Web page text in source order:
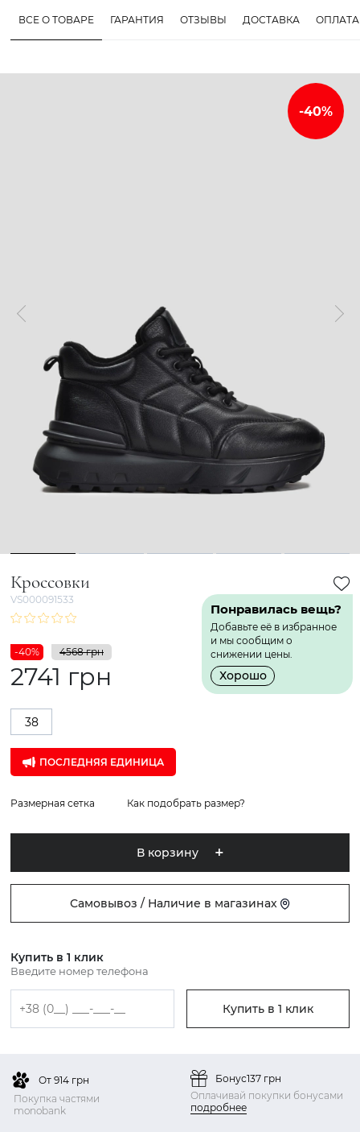
ВСЕ О ТОВАРЕ ГАРАНТИЯ ОТЗЫВЫ ДОСТАВКА ОПЛАТА
1 2 3 4 5
Кроссовки
VS000091533
Понравилась вещь?
Добавьте её в избранное
и мы сообщим о
снижении цены.
Хорошо
-40% 4568 грн
2741 грн
38
ПОСЛЕДНЯЯ ЕДИНИЦА
Размерная сетка Как подобрать размер?
В корзину
Самовывоз / Наличие в магазинах
Купить в 1 клик
Введите номер телефона
Купить в 1 клик
От 914 грн
Покупка частями
monobank
Бонус137 грн
Оплачивай покупки бонусами
подробнее